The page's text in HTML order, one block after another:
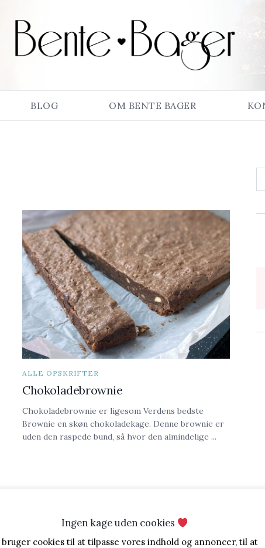
BLOG OM BENTE BAGER
ALLE OPSKRIFTER
Chokoladebrownie
Chokoladebrownie er ligesom Verdens bedste
Brownie en skøn chokoladekage. Denne brownie er
uden den raspede bund, så hvor den almindelige ...
Ingen kage uden cookies
bruger cookies til at tilpasse vores indhold og annoncer, til at